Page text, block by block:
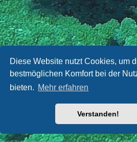
Diese Website nutzt Cookies, um
bestmöglichen Komfort bei der
bieten. Mehr erfahren
Verstanden!